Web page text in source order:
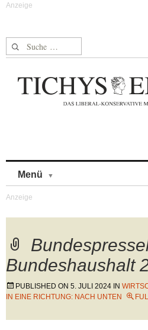
Suche nach:
Menü
Bundeshaushalt
PUBLISHED ON 5. JULI 2024 IN
IN EINE RICHTUNG: NACH UNTEN